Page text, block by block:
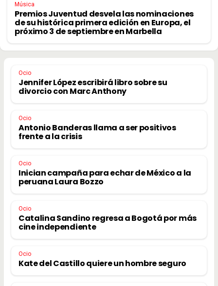
Música
Premios Juventud desvela las nominaciones
de su histórica primera edición en Europa, el
próximo 3 de septiembre en Marbella
Ocio
Jennifer López escribirá libro sobre su
divorcio con Marc Anthony
Ocio
Antonio Banderas llama a ser positivos
frente a la crisis
Ocio
Inician campaña para echar de México a la
peruana Laura Bozzo
Ocio
Catalina Sandino regresa a Bogotá por más
cine independiente
Ocio
Kate del Castillo quiere un hombre seguro